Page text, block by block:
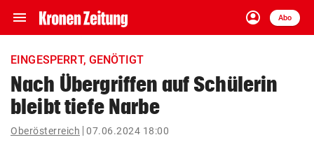
menu Navigation
ein-/ausklappen
account_circle
Anmelden
Abo
close Schließen
account_circle Anmelden
EINGESPERRT, GENÖTIGT
Nach Übergriffen auf Schülerin
bleibt tiefe Narbe
Oberösterreich 07.06.2024 18:00